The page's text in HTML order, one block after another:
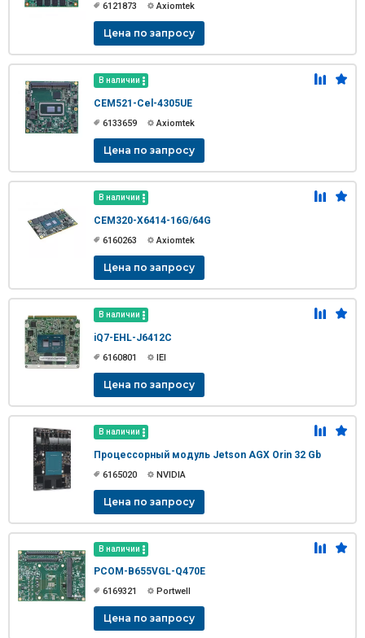
6121873 Axiomtek
Цена по запросу
В наличии
CEM521-Cel-4305UE
6133659 Axiomtek
Цена по запросу
В наличии
CEM320-X6414-16G/64G
6160263 Axiomtek
Цена по запросу
В наличии
iQ7-EHL-J6412C
6160801 IEI
Цена по запросу
В наличии
Процессорный модуль Jetson AGX Orin 32 Gb
6165020 NVIDIA
Цена по запросу
В наличии
PCOM-B655VGL-Q470E
6169321 Portwell
Цена по запросу